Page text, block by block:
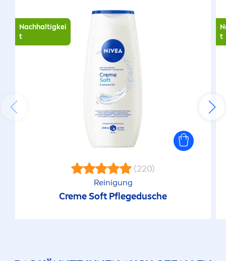
Nachhaltigkei
t
(220)
Reinigung
CremeSoft Pflegedusche
t